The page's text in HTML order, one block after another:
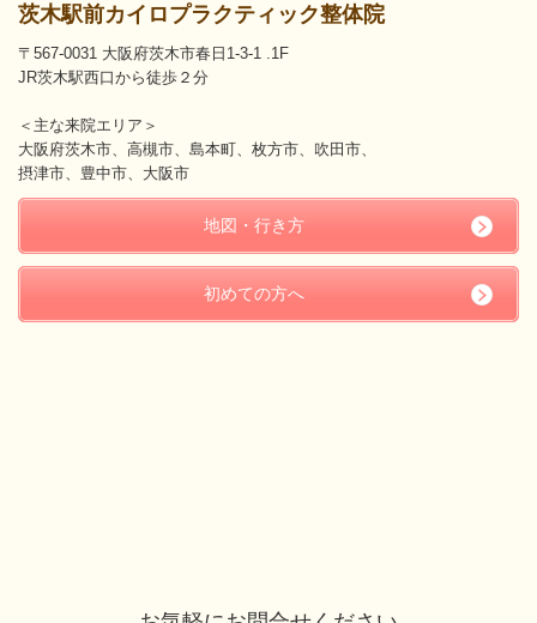
茨木駅前カイロプラクティック整体院
〒567-0031 大阪府茨木市春日1-3-1 .1F
JR茨木駅西口から徒歩２分
＜主な来院エリア＞
大阪府茨木市、高槻市、島本町、枚方市、吹田市、
摂津市、豊中市、大阪市
地図・行き方
初めての方へ